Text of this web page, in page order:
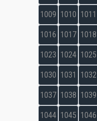
1009 1010 1011
1016 1017 1018
1023 1024 1025
1030 1031 1032
1037 1038 1039
1044 1045 1046